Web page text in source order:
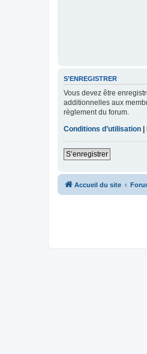
S’ENREGISTRER
Vous devez être
additionnelles aux
règlement du forum.
Conditions d’utilisation |
S’enregistrer
Accueil du site